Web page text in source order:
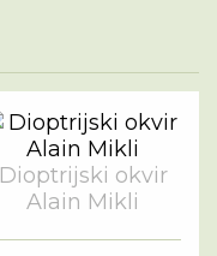
Dioptrijski okvir
Alain Mikli